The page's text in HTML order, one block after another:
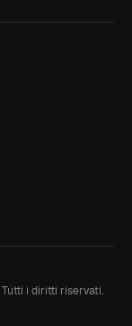
Tutti i diritti riservati.